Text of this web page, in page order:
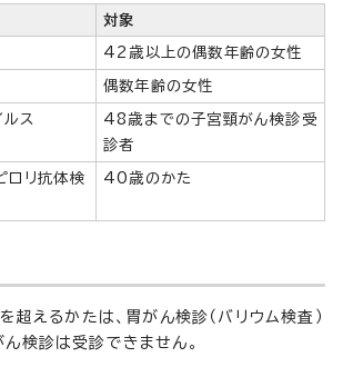
対象
42歳以上の偶数年齢の女性
偶数年齢の女性
ルス
48歳までの子宮頸がん検診受
診者
ロリ抗体検
40歳のかた
えるかたは、胃がん検診（バリウム検査）
検診は受診できません。